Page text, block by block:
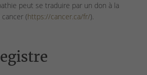
peut se traduire par un don à la
(https://cancer.ca/fr/).